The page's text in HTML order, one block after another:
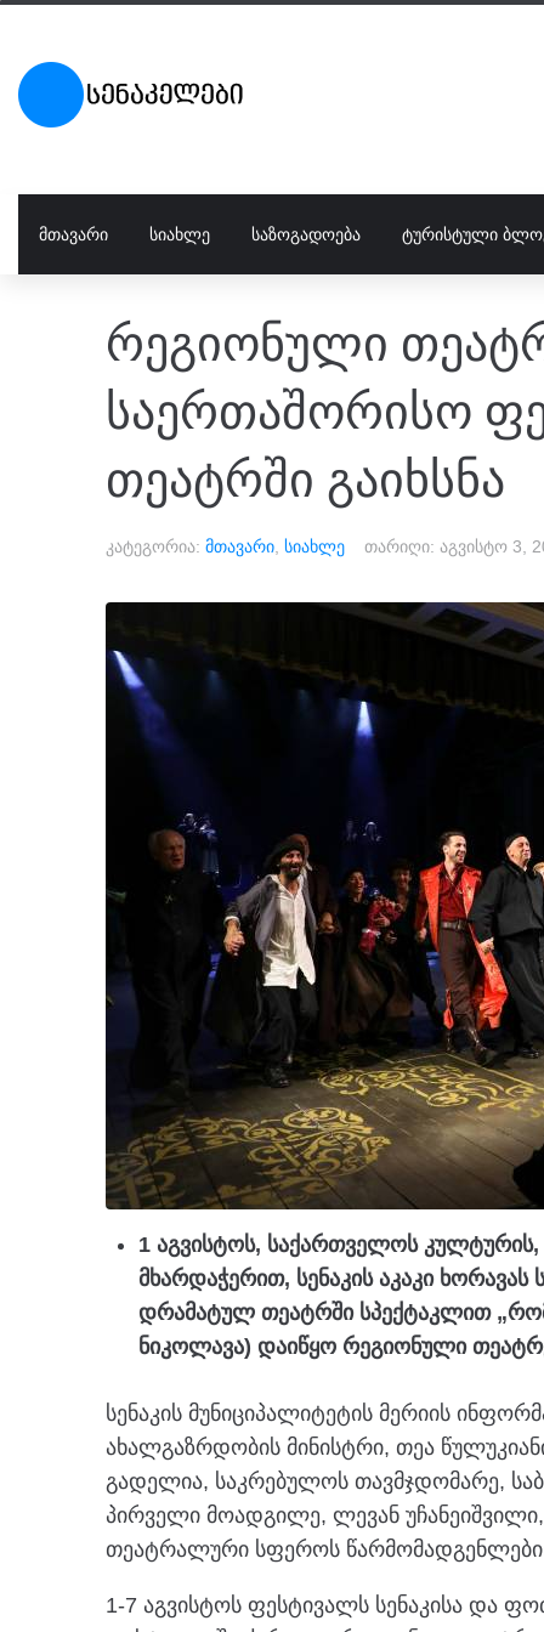
ᲛᲗᲐᲕᲐᲠᲘ ᲡᲘᲐᲮᲚᲔ ᲡᲐᲖᲝᲒᲐᲓᲝᲔᲑᲐ ᲢᲣᲠᲘᲡᲢᲣᲚᲘ
რეგიონული
საერთაშორისო
თეატრში გაიხსნა
კატეგორია: მთავარი სიახლე თარიღი: აგვისტო 3,
1 აგვისტოს, საქართველოს
მხარდაჭერით, სენაკის აკაკი
დრამატულ თეატრში სპექტაკლით
ნიკოლავა) დაიწყო რეგიონული
სენაკის მუნიციპალიტეტის მერიის
ახალგაზრდობის მინისტრი, თეა
გადელია, საკრებულოს თავმჯდომარე,
პირველი მოადგილე, ლევან
თეატრალური სფეროს წარმომადგენლები
1-7 აგვისტოს ფესტივალს სენაკისა და